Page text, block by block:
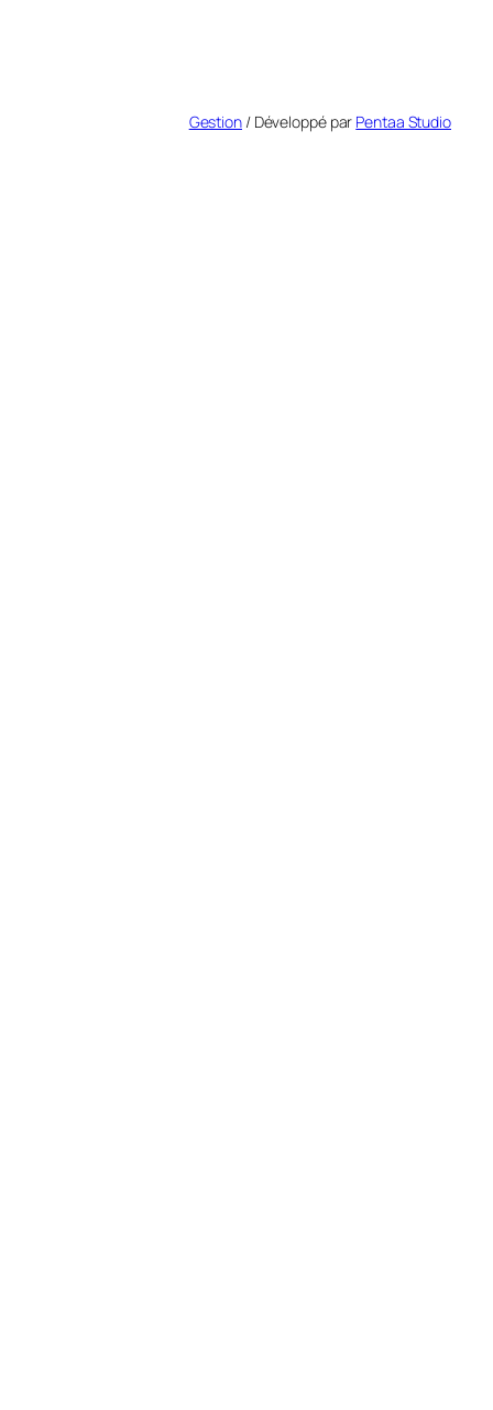
Gestion/ Développé par Pentaa Studio